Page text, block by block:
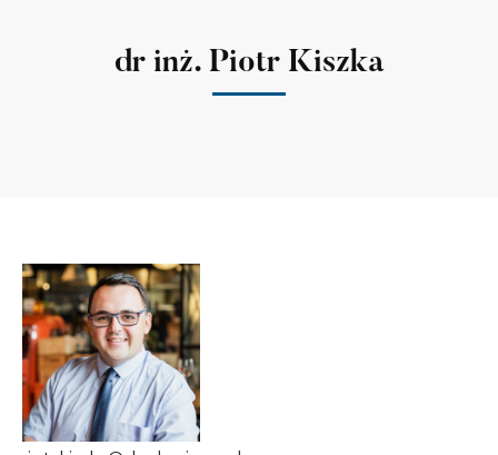
dr inż. Piotr Kiszka